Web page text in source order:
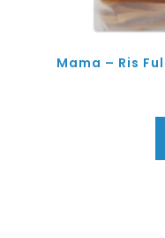
Mama – Ris